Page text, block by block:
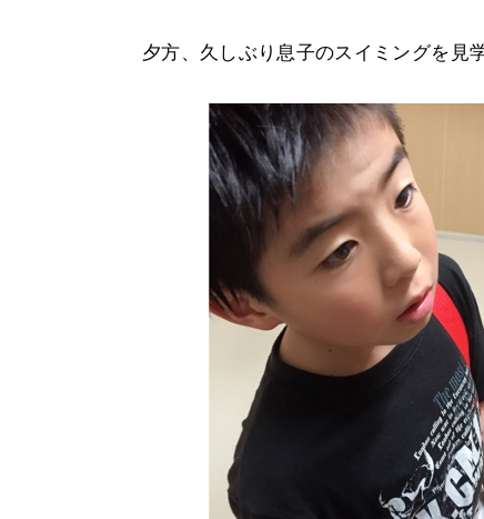
夕方、久しぶり息子のスイミングを見